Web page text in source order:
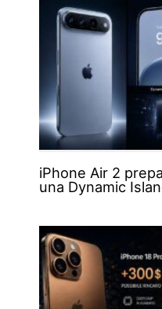
iPhone Air 2
una Dynamic